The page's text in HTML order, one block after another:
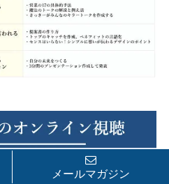
メールマガジン